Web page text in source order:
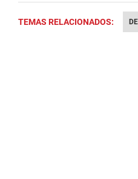
TEMAS RELACIONADOS: